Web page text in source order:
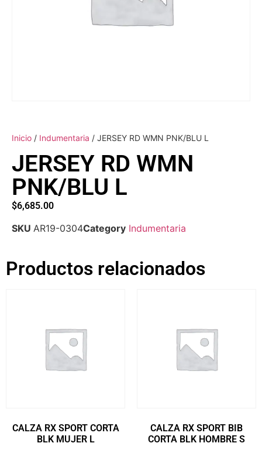
Inicio / Indumentaria / JERSEY RD WMN PNK/BLU L
JERSEY RD WMN
PNK/BLU L
$6,685.00
SKU AR19-0304Category Indumentaria
Productos relacionados
CALZA RX SPORT CORTA
BLK MUJER L
CALZA RX SPORT BIB
CORTA BLK HOMBRE S